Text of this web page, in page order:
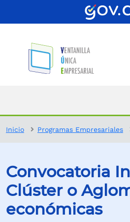
Inicio Programas Empresariales
Convocatoria
Clúster o
económicas